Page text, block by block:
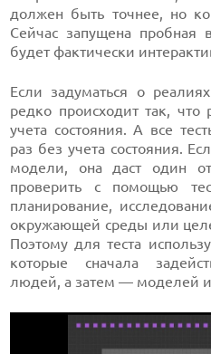
должен быть точнее, но
Сейчас запущена пробная
будет фактически
Если задуматься о
редко происходит так,
учета состояния. А все
раз без учета состояния.
модели, она даст один
проверить с помощью
планирование,
окружающей среды или
Поэтому для теста
которые сначала
людей, а затем — моделей